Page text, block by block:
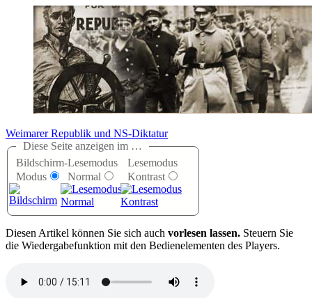
Weimarer Republik und NS-Diktatur
Diese Seite anzeigen im …
Bildschirm-
Modus
Lesemodus
Normal
Lesemodus
Kontrast
Diesen Artikel können Sie sich auch vorlesen lassen. Steuern Sie
die Wiedergabefunktion mit den Bedienelementen des Players.